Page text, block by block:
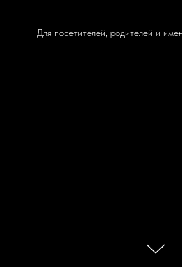
Для посетителей, родителей и